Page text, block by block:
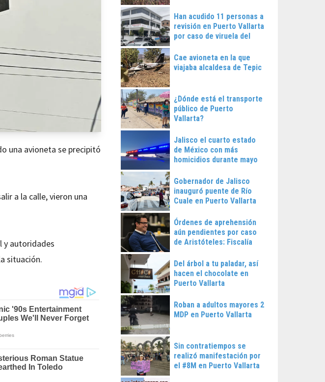
una avioneta se precipitó
a la calle, vieron una
y autoridades
situación.
Han acudido 11 personas a
revisión en Puerto Vallarta
por caso de viruela del
Cae avioneta en la que
viajaba alcaldesa de Tepic
¿Dónde está el transporte
público de Puerto
Vallarta?
Jalisco el cuarto estado
de México con más
homicidios durante mayo
Gobernador de Jalisco
inauguró puente de Río
Cuale en Puerto Vallarta
Órdenes de aprehensión
aún pendientes por caso
de Aristóteles: Fiscalía
Del árbol a tu paladar, así
hacen el chocolate en
Puerto Vallarta
Roban a adultos mayores 2
MDP en Puerto Vallarta
Sin contratiempos se
realizó manifestación por
el #8M en Puerto Vallarta